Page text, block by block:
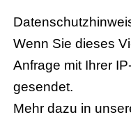
Wenn Sie dieses
Anfrage mit Ihrer
gesendet.
Mehr dazu in